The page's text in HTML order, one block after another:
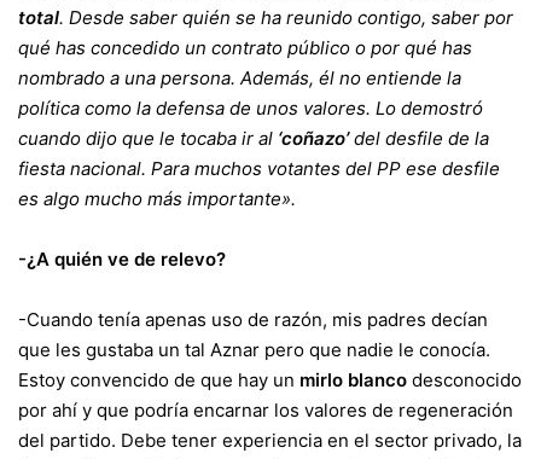
total. Desde saber quién se ha reunido contigo, saber por
qué has concedido un contrato público o por qué has
nombrado a una persona. Además, él no entiende la
política como la defensa de unos valores. Lo demostró
cuando dijo que le tocaba ir al ‘coñazo’del desfile de la
fiesta nacional. Para muchos votantes del PP ese desfile
es algo mucho más importante».
-¿A quién ve de relevo?
-Cuando tenía apenas uso de razón, mis padres decían
que les gustaba un tal Aznar pero que nadie le conocía.
Estoy convencido de que hay un mirlo blanco desconocido
por ahí y que podría encarnar los valores de regeneración
del partido. Debe tener experiencia en el sector privado, la